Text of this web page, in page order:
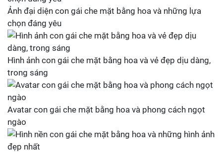
Ảnh đại diện con gái che mặt bằng hoa và những lựa
chọn đáng yêu
Hình ảnh con gái che mặt bằng hoa và vẻ đẹp dịu dàng,
trong sáng
Avatar con gái che mặt bằng hoa và phong cách ngọt
ngào